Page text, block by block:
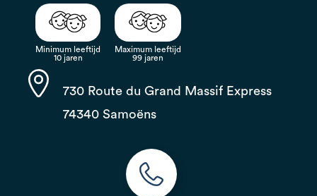
Minimum leeftijd
10 jaren
Maximum leeftijd
99 jaren
730 Route du Grand Massif Express
74340 Samoëns